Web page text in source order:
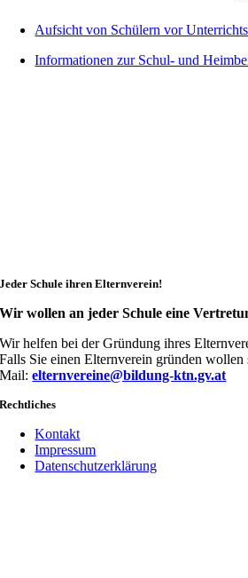
Aufsicht von Schülern vor
Informationen zur Schul- und
Jeder Schule ihren Elternverein!
Wir wollen an jeder Schule eine
Wir helfen bei der Gründung ihres
Falls Sie einen Elternverein gründen wollen
Mail:elternvereine@bildung-ktn.gv.at
Rechtliches
Kontakt
Impressum
Datenschutzerklärung